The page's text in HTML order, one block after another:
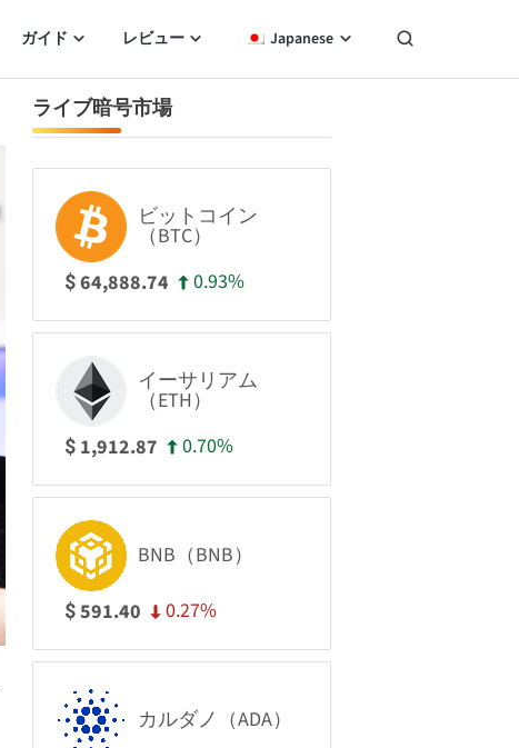
ガイド レビュー Japanese
ライブ暗号市場
ビットコイン
（BTC）
$64,888.74 0.93%
イーサリアム
（ETH）
$ 1,912.87 0.70%
BNB（BNB）
$591.40 0.27%
カルダノ（ADA）